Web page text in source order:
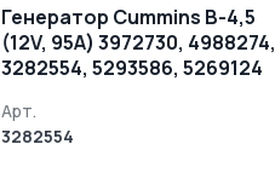
Генератор Cummins B-4,5
(12V, 95A) 3972730, 4988274,
3282554, 5293586, 5269124
Арт.
3282554